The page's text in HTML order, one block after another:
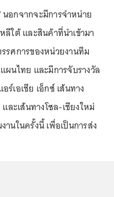
นอกจากจะมีการจำหน่าย
ลีใต้ และสินค้าที่นำเข้ามา
รศการของหน่วยงานทีม
ผนไทย และมีการจับรางวัล
เอเชีย เอ็กซ์ เส้นทาง
ละเส้นทางโซล-เชียงใหม่
นในครั้งนี้ เพื่อเป็นการส่ง